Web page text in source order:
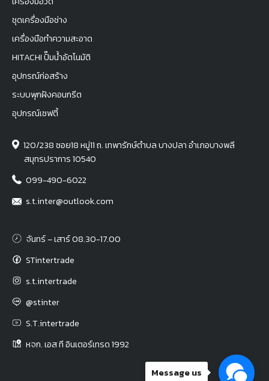
ชุดเครื่องมือช่าง
เครื่องมือทำความสะอาด
HITACHI ปั๊มน้ำอัตโนมัติ
อุปกรณ์ก่อสร้าง
ระบบพุกฝังคอนกรีต
อุปกรณ์เซฟตี้
120/238 ซอย18 หมู่11 ถ. เทพารักษ์ตำบล บางปลา อำเภอบางพลี
สมุทรปราการ 10540
099-490-6022
s.t.inter@outlook.com
จันทร์ – เสาร์ 08.30-17.00
STintertrade
s.t.intertrade
@stinter
S.T.intertrade
หจก. เอส ที อินเตอร์เทรด 1992
Message us